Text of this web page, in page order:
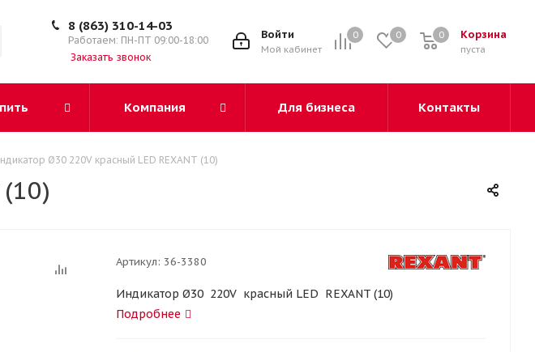
0 0 Корзина
пуста
0
Войти
Мой кабинет
8 (863) 310-14-03
Работаем: ПН-ПТ 09:00-18:00
Заказать звонок
Компания Для бизнеса Контакты
Ø30 220V красный LED REXANT (10)
Артикул: 36-3380
Индикатор Ø30 220V красный LED REXANT (10)
Подробнее